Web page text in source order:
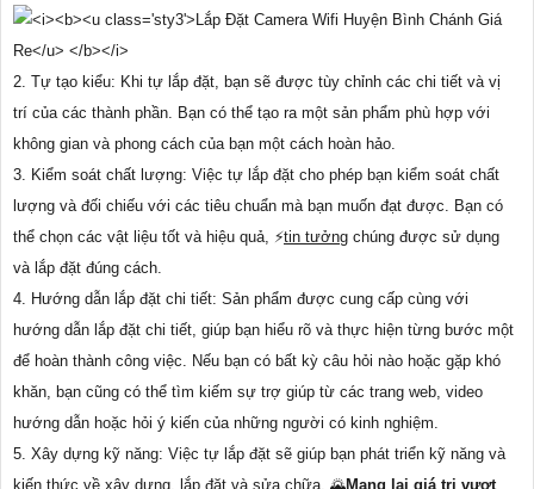
2. Tự tạo kiểu: Khi tự lắp đặt, bạn sẽ được tùy chỉnh các chi tiết và vị
trí của các thành phần. Bạn có thể tạo ra một sản phẩm phù hợp với
không gian và phong cách của bạn một cách hoàn hảo.
3. Kiểm soát chất lượng: Việc tự lắp đặt cho phép bạn kiểm soát chất
lượng và đối chiếu với các tiêu chuẩn mà bạn muốn đạt được. Bạn có
thể chọn các vật liệu tốt và hiệu quả, ️⚡tin tưởng chúng được sử dụng
và lắp đặt đúng cách.
4. Hướng dẫn lắp đặt chi tiết: Sản phẩm được cung cấp cùng với
hướng dẫn lắp đặt chi tiết, giúp bạn hiểu rõ và thực hiện từng bước một
để hoàn thành công việc. Nếu bạn có bất kỳ câu hỏi nào hoặc gặp khó
khăn, bạn cũng có thể tìm kiếm sự trợ giúp từ các trang web, video
hướng dẫn hoặc hỏi ý kiến ​​của những người có kinh nghiệm.
5. Xây dựng kỹ năng: Việc tự lắp đặt sẽ giúp bạn phát triển kỹ năng và
kiến thức về xây dựng, lắp đặt và sửa chữa. 🌄Mang lại giá trị vượt